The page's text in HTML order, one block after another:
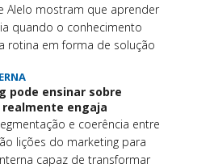
Alelo mostram que aprender
quando o conhecimento
rotina em forma de solução
pode ensinar sobre
engaja
e coerência entre
lições do marketing para
capaz de transformar